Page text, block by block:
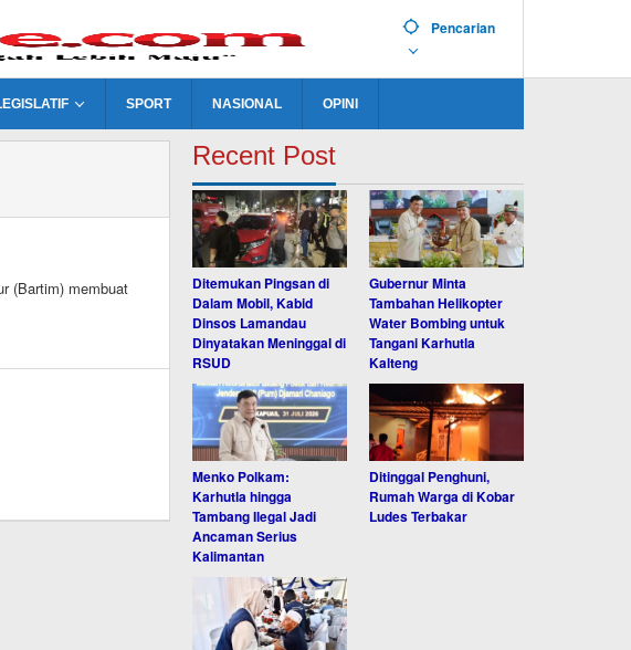
Pencarian
SPORT NASIONAL OPINI
(Bartim) membuat
Recent Post
Ditemukan Pingsan di
Dalam Mobil, Kabid
Dinsos Lamandau
Dinyatakan Meninggal di
RSUD
Gubernur Minta
Tambahan Helikopter
Water Bombing untuk
Tangani Karhutla
Kalteng
Menko Polkam:
Karhutla hingga
Tambang Ilegal Jadi
Ancaman Serius
Kalimantan
Ditinggal Penghuni,
Rumah Warga di Kobar
Ludes Terbakar